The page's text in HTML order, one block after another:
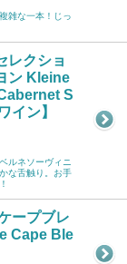
雑な一本！じっ
レクショ
ン Kleine
S
イン】
ルネソーヴィニ
な舌触り。お手
ープブレ
Cape Ble